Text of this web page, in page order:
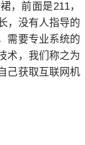
，前面是211，
，没有人指导的
需要专业系统的
术，我们称之为
己获取互联网机